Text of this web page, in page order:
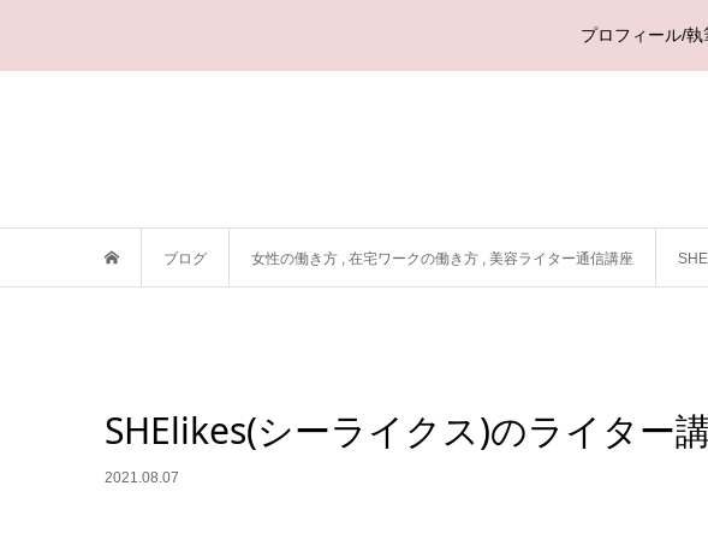
プロフィール/執
ブログ 女性の働き方 , 在宅ワークの働き方 , 美容ライター通信講座
SHElikes(シーライクス)のライター
2021.08.07